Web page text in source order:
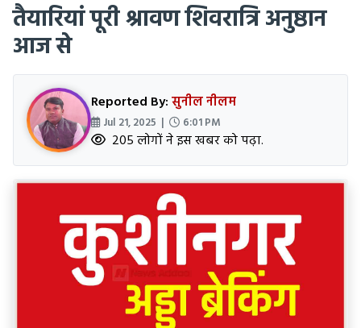
तैयारियां पूरी श्रावण शिवरात्रि अनुष्ठान
आज से
Reported By:सुनील नीलम
Jul 21, 2025 | 6:01 PM
205 लोगों ने इस खबर को पढ़ा.